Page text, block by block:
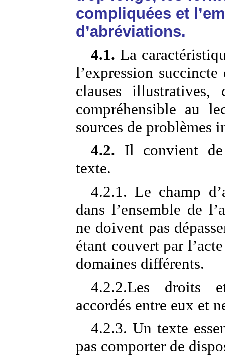
compliquées et
d’abréviations.
4.1. La
l’expression
clauses illustratives,
compréhensible au
sources de problèmes
4.2. Il convient
texte.
4.2.1. Le champ
dans l’ensemble de
ne doivent pas
étant couvert par
domaines différents.
4.2.2.Les droits
accordés entre eux et
4.2.3. Un texte
pas comporter de